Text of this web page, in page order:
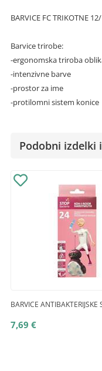
BARVICE FC TRIKOTNE
Barvice trirobe:
-ergonomska triroba
-intenzivne barve
-prostor za ime
-protilomni sistem konice
Podobni izdelki
BARVICE ANTIBAKTERIJSKE
7,69 €